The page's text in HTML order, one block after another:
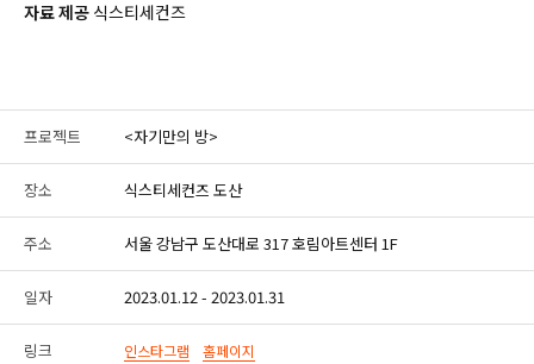
자료 제공 식스티세컨즈
프로젝트 <자기만의 방>
장소 식스티세컨즈 도산
주소 서울 강남구 도산대로 317 호림아트센터 1F
일자 2023.01.12 - 2023.01.31
링크 인스타그램 홈페이지